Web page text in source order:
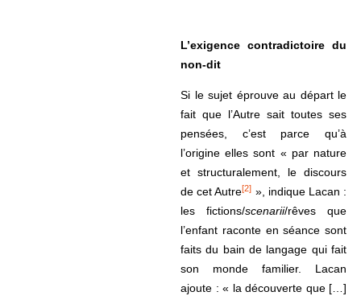
L’exigence contradictoire du
non-dit
Si le sujet éprouve au départ le
fait que l’Autre sait toutes ses
pensées, c’est parce qu’à
l’origine elles sont « par nature
et structuralement, le discours
de cet Autre[2] », indique Lacan :
les fictions/scenarii/rêves que
l’enfant raconte en séance sont
faits du bain de langage qui fait
son monde familier. Lacan
ajoute : « la découverte que […]